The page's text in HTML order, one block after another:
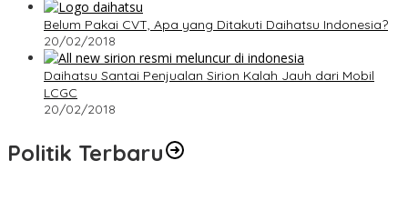
Belum Pakai CVT, Apa yang Ditakuti Daihatsu Indonesia?
20/02/2018
Daihatsu Santai Penjualan Sirion Kalah Jauh dari Mobil
LCGC
20/02/2018
Politik Terbaru